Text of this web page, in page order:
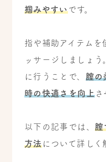
掴みやすいです。
指や補助アイテムを
ッサージしましょ
に行うことで、 膣の
時の快適さを向上さ
以下の記事では、 膣
方法について詳しく